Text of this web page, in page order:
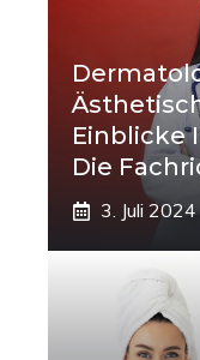
Einblicke
Die
3. Juli 2024